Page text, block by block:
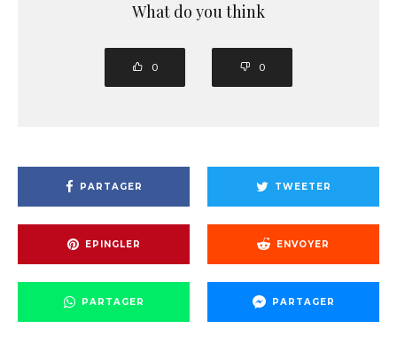
What do you think
0 0
PARTAGER TWEETER
EPINGLER ENVOYER
PARTAGER PARTAGER